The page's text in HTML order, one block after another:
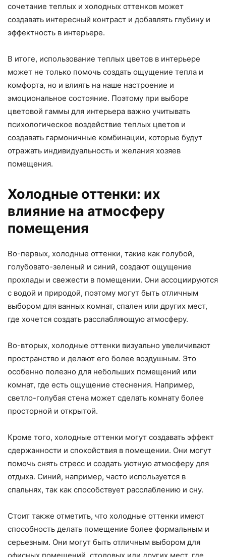
сочетание теплых и холодных оттенков может
создавать интересный контраст и добавлять глубину и
эффектность в интерьере.
В итоге, использование теплых цветов в интерьере
может не только помочь создать ощущение тепла и
комфорта, но и влиять на наше настроение и
эмоциональное состояние. Поэтому при выборе
цветовой гаммы для интерьера важно учитывать
психологическое воздействие теплых цветов и
создавать гармоничные комбинации, которые будут
отражать индивидуальность и желания хозяев
помещения.
Холодные оттенки: их
влияние на атмосферу
помещения
Во-первых, холодные оттенки, такие как голубой,
голубовато-зеленый и синий, создают ощущение
прохлады и свежести в помещении. Они ассоциируются
с водой и природой, поэтому могут быть отличным
выбором для ванных комнат, спален или других мест,
где хочется создать расслабляющую атмосферу.
Во-вторых, холодные оттенки визуально увеличивают
пространство и делают его более воздушным. Это
особенно полезно для небольших помещений или
комнат, где есть ощущение стеснения. Например,
светло-голубая стена может сделать комнату более
просторной и открытой.
Кроме того, холодные оттенки могут создавать эффект
сдержанности и спокойствия в помещении. Они могут
помочь снять стресс и создать уютную атмосферу для
отдыха. Синий, например, часто используется в
спальнях, так как способствует расслаблению и сну.
Стоит также отметить, что холодные оттенки имеют
способность делать помещение более формальным и
серьезным. Они могут быть отличным выбором для